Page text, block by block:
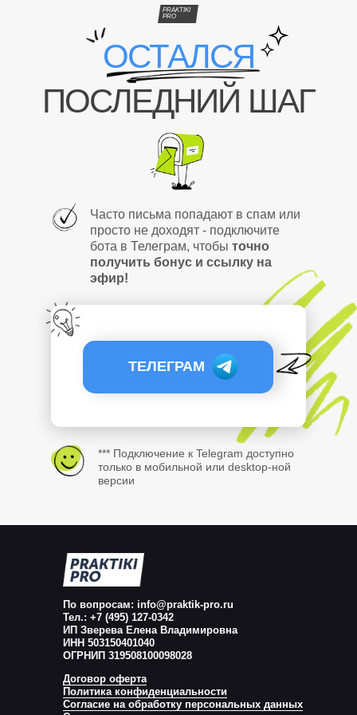
ОСТАЛСЯ
ПОСЛЕДНИЙ ШАГ
Часто письма попадают в спам или
просто не доходят - подключите
бота в Телеграм, чтобы точно
получить бонус и ссылку на
эфир!
*** Подключение к Telegram доступно
только в мобильной или desktop-ной
версии
PRAKTIKI
PRO
ТЕЛЕГРАМ
По вопросам: info@praktik-pro.ru
Тел.: +7 (495) 127-0342
ИП Зверева Елена Владимировна
ИНН 503150401040
ОГРНИП 319508100098028
Договор оферта
Политика конфиденциальности
Согласие на обработку персональных данных